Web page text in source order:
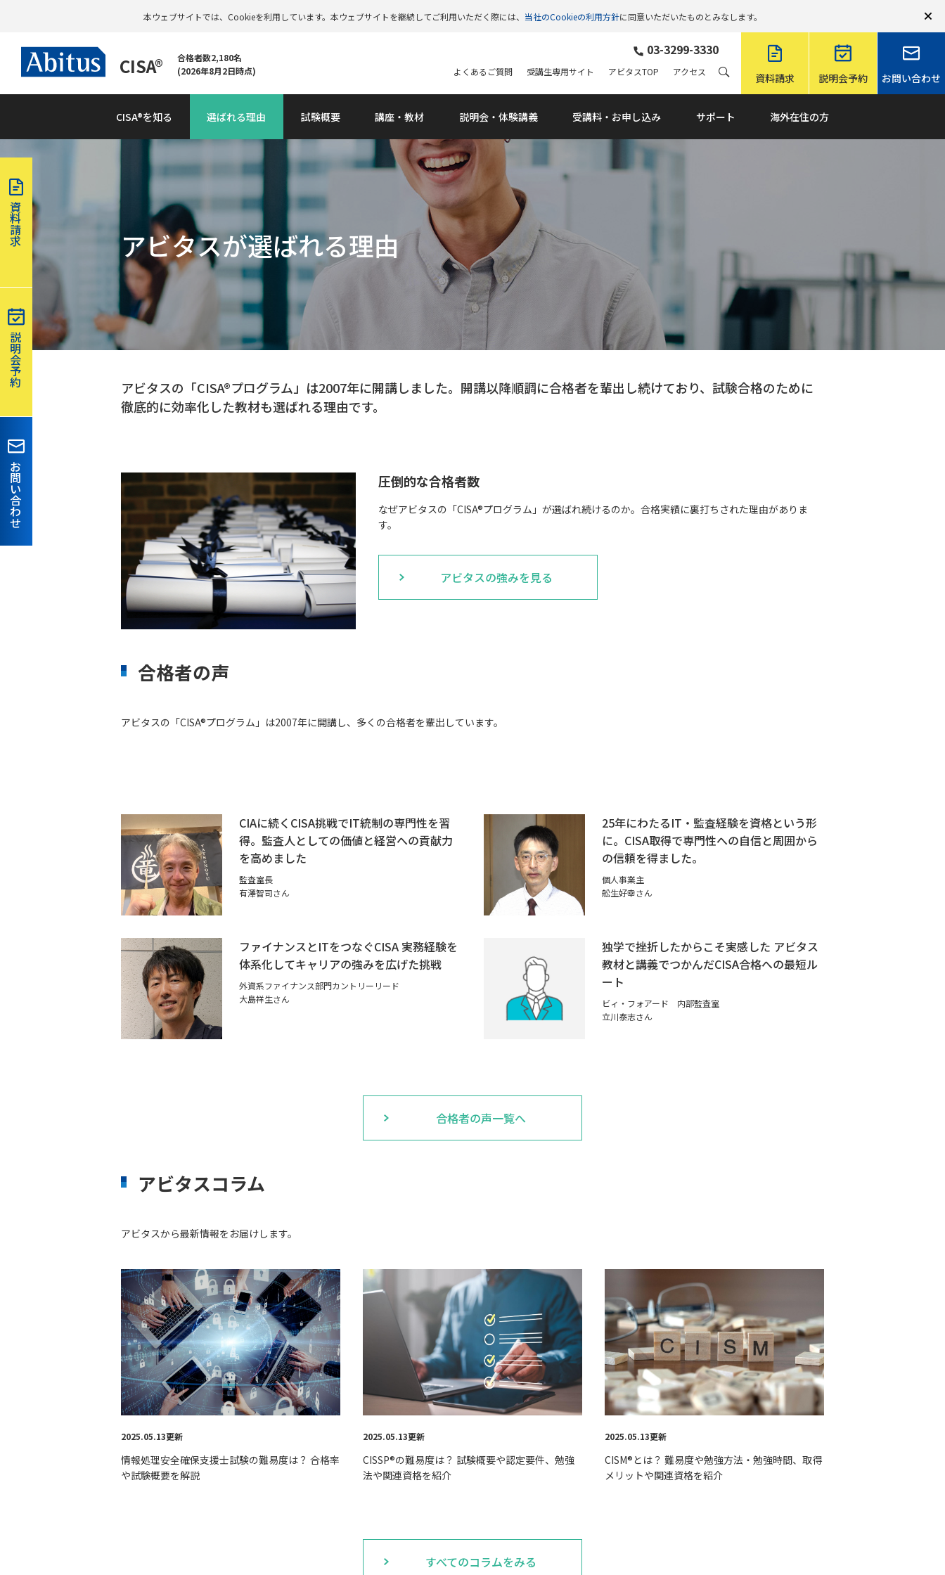
本ウェブサイトでは、Cookieを利用しています。本ウェブサイトを継続してご利用いただく際には、 当社のCookieの利用方針に同意いただいたものとみなします。
CISA®
合格者数2,180名
(2026年8月2日時点)
資料請求 説明会予約 お問い合わせ
03-3299-3330
CISA®を知る 選ばれる理由 試験概要 講座・教材 説明会・体験講義 受講料 ・お申し込み サポート 海外在住の方
よくあるご質問 受講生専用サイト アビタスTOP アクセス
アビタスが選ばれる理由
アビタスの「CISA®プログラム」は2007年に開講しました。開講以降順調に合格者を輩出し続けており、試験合格のために
徹底的に効率化した教材も選ばれる理由です。
圧倒的な合格者数
なぜアビタスの「CISA®プログラム」が選ばれ続けるのか。合格実績に裏打ちされた理由がありま
す。
アビタスの強みを見る
合格者の声
アビタスの「CISA®プログラム」は2007年に開講し、多くの合格者を輩出しています。
CIAに続くCISA挑戦でIT統制の専門性を習
得。監査人としての価値と経営への貢献力
を高めました
監査室長
有澤智司さん
25年にわたるIT・監査経験を資格という形
に。CISA取得で専門性への自信と周囲から
の信頼を得ました。
個人事業主
舩生好幸さん
ファイナンスとITをつなぐCISA 実務経験を
体系化してキャリアの強みを広げた挑戦
外資系ファイナンス部門カントリーリード
大島祥生さん
独学で挫折したからこそ実感した アビタス
教材と講義でつかんだCISA合格への最短ル
ート
ビィ・フォアード 内部監査室
立川泰志さん
合格者の声一覧へ
アビタスコラム
アビタスから最新情報をお届けします。
2025.05.13更新
情報処理安全確保支援士試験の難易度は？ 合格率
や試験概要を解説
2025.05.13更新
CISSP®の難易度は？ 試験概要や認定要件、勉強
法や関連資格を紹介
2025.05.13更新
CISM®とは？ 難易度や勉強方法・勉強時間、取得
メリットや関連資格を紹介
すべてのコラムをみる
資
料
請
求
説
明
会
予
約
お
問
い
合
わ
せ